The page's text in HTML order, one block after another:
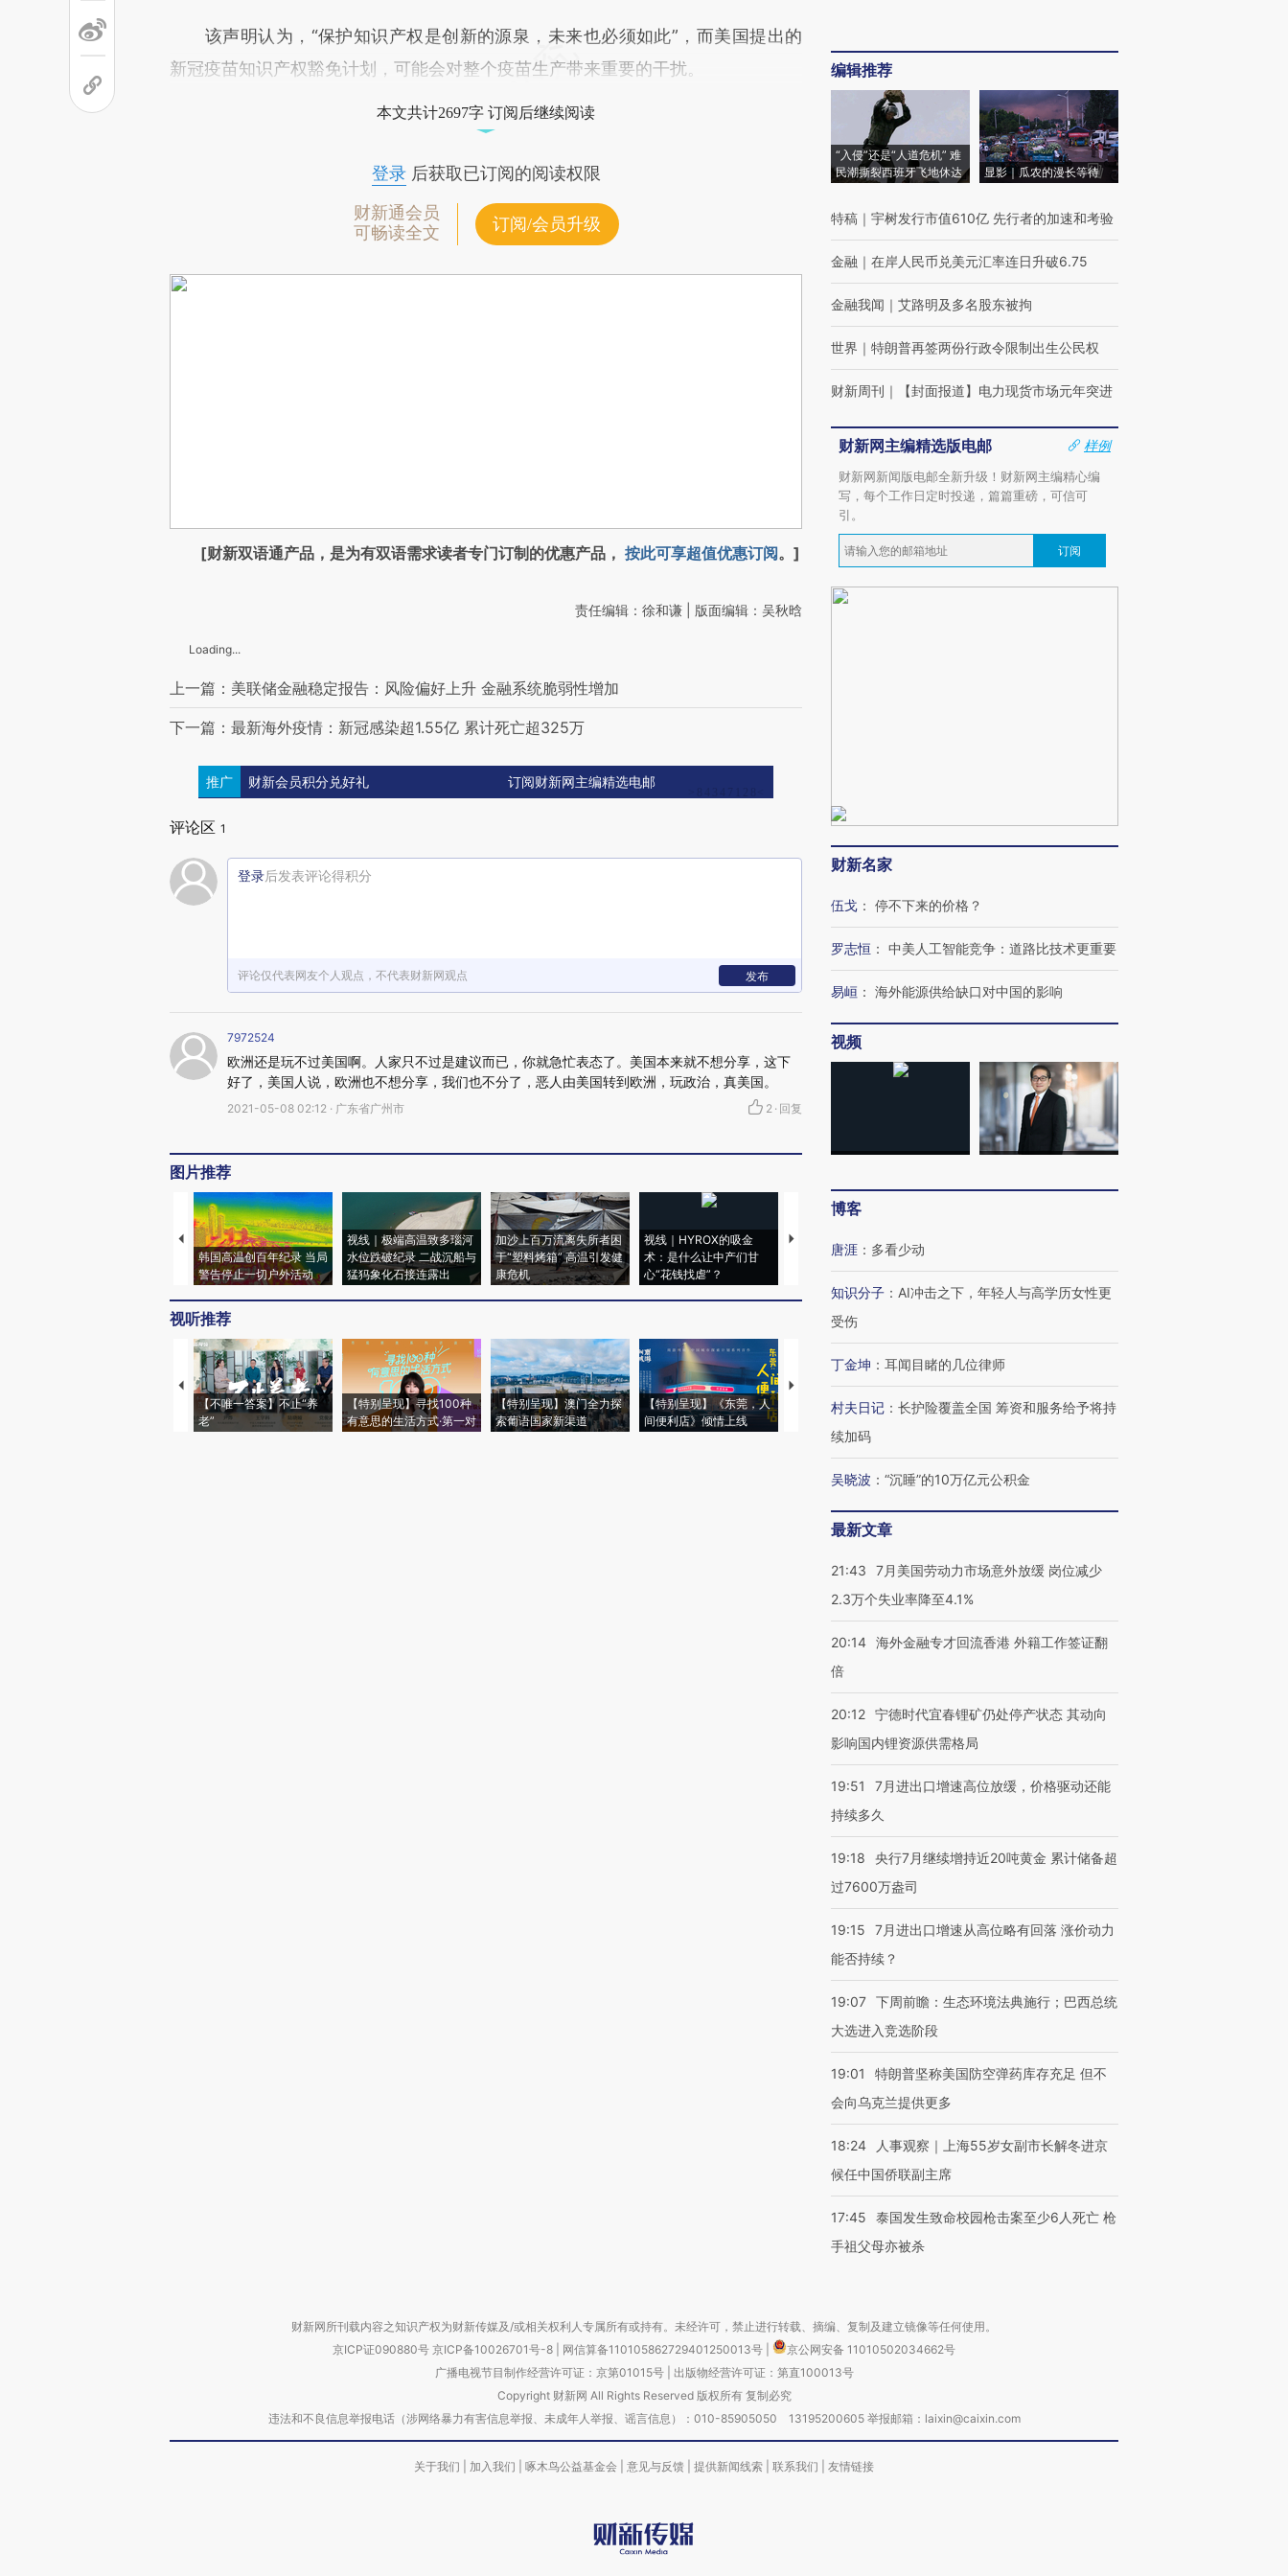
该声明认为，“保护知识产权是创新的源泉，未来也必须如此”，而美国提出的
新冠疫苗知识产权豁免计划，可能会对整个疫苗生产带来重要的干扰。
本文共计2697字 订阅后继续阅读
登录后获取已订阅的阅读权限
财新通会员
可畅读全文
订阅/会员升级
[财新双语通产品，是为有双语需求读者专门订制的优惠产品， 按此可享超值优惠订阅。]
责任编辑：徐和谦 | 版面编辑：吴秋晗
Loading...
上一篇：美联储金融稳定报告：风险偏好上升 金融系统脆弱性增加
下一篇：最新海外疫情：新冠感染超1.55亿 累计死亡超325万
推广 财新会员积分兑好礼 订阅财新网主编精选电邮
评论区 1
登录后发表评论得积分
评论仅代表网友个人观点，不代表财新网观点 发布
7972524
欧洲还是玩不过美国啊。人家只不过是建议而已，你就急忙表态了。美国本来就不想分享，这下
好了，美国人说，欧洲也不想分享，我们也不分了，恶人由美国转到欧洲，玩政治，真美国。
2021-05-08 02:12 · 广东省广州市 2 · 回复
图片推荐
韩国高温创百年纪录 当局
警告停止一切户外活动
视线｜极端高温致多瑙河
水位跌破纪录 二战沉船与
猛犸象化石接连露出
加沙上百万流离失所者困
于“塑料烤箱” 高温引发健
康危机
视线｜HYROX的吸金
术：是什么让中产们甘
心“花钱找虐”？
马航飞行员跨国走私7万
粒摇头丸 尿检体内含3种
育部长拱下台
飞地休达
视听推荐
【不唯一答案】不止“养
老”
【特别呈现】寻找100种
有意思的生活方式·第一对
【特别呈现】澳门全力探
索葡语国家新渠道
【特别呈现】《东莞，人
间便利店》倾情上线
【推广】走进第四届链博
会，让数智科技“链”接产
【特别呈现】寻找100种
【商旅对话】华住集团
CFO：不靠规模取胜，华
编辑推荐
“入侵”还是“人道危机” 难
民潮撕裂西班牙飞地休达
显影｜瓜农的漫长等待
特稿 ｜ 宇树发行市值610亿 先行者的加速和考验
金融 ｜ 在岸人民币兑美元汇率连日升破6.75
金融我闻 ｜ 艾路明及多名股东被拘
世界 ｜ 特朗普再签两份行政令限制出生公民权
财新周刊 ｜ 【封面报道】电力现货市场元年突进
财新网主编精选版电邮
样例
财新网新闻版电邮全新升级！财新网主编精心编
写，每个工作日定时投递，篇篇重磅，可信可
引。
订阅
财新名家
伍戈 ： 停不下来的价格？
罗志恒 ： 中美人工智能竞争：道路比技术更重要
易峘 ： 海外能源供给缺口对中国的影响
视频
博客
唐涯 ： 多看少动
知识分子 ： AI冲击之下，年轻人与高学历女性更
受伤
丁金坤 ： 耳闻目睹的几位律师
村夫日记 ： 长护险覆盖全国 筹资和服务给予将持
续加码
吴晓波 ： “沉睡”的10万亿元公积金
最新文章
21:43
7月美国劳动力市场意外放缓 岗位减少
2.3万个失业率降至4.1%
20:14 海外金融专才回流香港 外籍工作签证翻
倍
20:12 宁德时代宜春锂矿仍处停产状态 其动向
影响国内锂资源供需格局
19:51
7月进出口增速高位放缓，价格驱动还能
持续多久
19:18
央行7月继续增持近20吨黄金 累计储备超
过7600万盎司
19:15
7月进出口增速从高位略有回落 涨价动力
能否持续？
19:07 下周前瞻：生态环境法典施行；巴西总统
大选进入竞选阶段
19:01
特朗普坚称美国防空弹药库存充足 但不
会向乌克兰提供更多
18:24
人事观察｜上海55岁女副市长解冬进京
候任中国侨联副主席
17:45
泰国发生致命校园枪击案至少6人死亡 枪
手祖父母亦被杀
财新网所刊载内容之知识产权为财新传媒及/或相关权利人专属所有或持有。未经许可，禁止进行转载、摘编、复制及建立镜像等任何使用。
京ICP证090880号 京ICP备10026701号-8 网信算备110105862729401250013号
京公网安备 11010502034662号
广播电视节目制作经营许可证：京第01015号| 出版物经营许可证：第直100013号
Copyright 财新网 All Rights Reserved 版权所有 复制必究
违法和不良信息举报电话（涉网络暴力有害信息举报、未成年人举报、谣言信息）：010-85905050 13195200605 举报邮箱：laixin@caixin.com
关于我们 加入我们 啄木鸟公益基金会 意见与反馈 提供新闻线索 联系我们 友情链接